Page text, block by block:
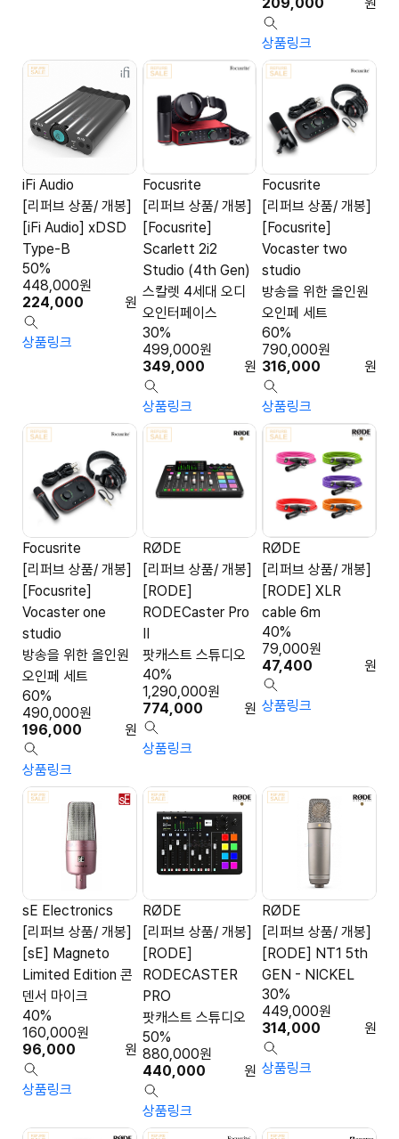
209,000 원
상품링크
iFi Audio
[리퍼브 상품/ 개봉]
[iFi Audio] xDSD
Type-B
224,000 원
448,000원
50%
상품링크
Focusrite
[리퍼브 상품/ 개봉]
[Focusrite]
Scarlett 2i2
Studio (4th Gen)
스칼렛 4세대 오디
오인터페이스
349,000 원
499,000원
30%
상품링크
Focusrite
[리퍼브 상품/ 개봉]
[Focusrite]
Vocaster two
studio
방송을 위한 올인원
오인페 세트
316,000 원
790,000원
60%
상품링크
Focusrite
[리퍼브 상품/ 개봉]
[Focusrite]
Vocaster one
studio
방송을 위한 올인원
오인페 세트
196,000 원
490,000원
60%
상품링크
RØDE
[리퍼브 상품/ 개봉]
[RODE]
RODECaster Pro
II
팟캐스트 스튜디오
774,000 원
1,290,000원
40%
상품링크
RØDE
[리퍼브 상품/ 개봉]
[RODE] XLR
cable 6m
47,400 원
79,000원
40%
상품링크
sE Electronics
[리퍼브 상품/ 개봉]
[sE] Magneto
Limited Edition 콘
덴서 마이크
96,000 원
160,000원
40%
상품링크
RØDE
[리퍼브 상품/ 개봉]
[RODE]
RODECASTER
PRO
팟캐스트 스튜디오
440,000 원
880,000원
50%
상품링크
RØDE
[리퍼브 상품/ 개봉]
[RODE] NT1 5th
GEN - NICKEL
314,000 원
449,000원
30%
상품링크